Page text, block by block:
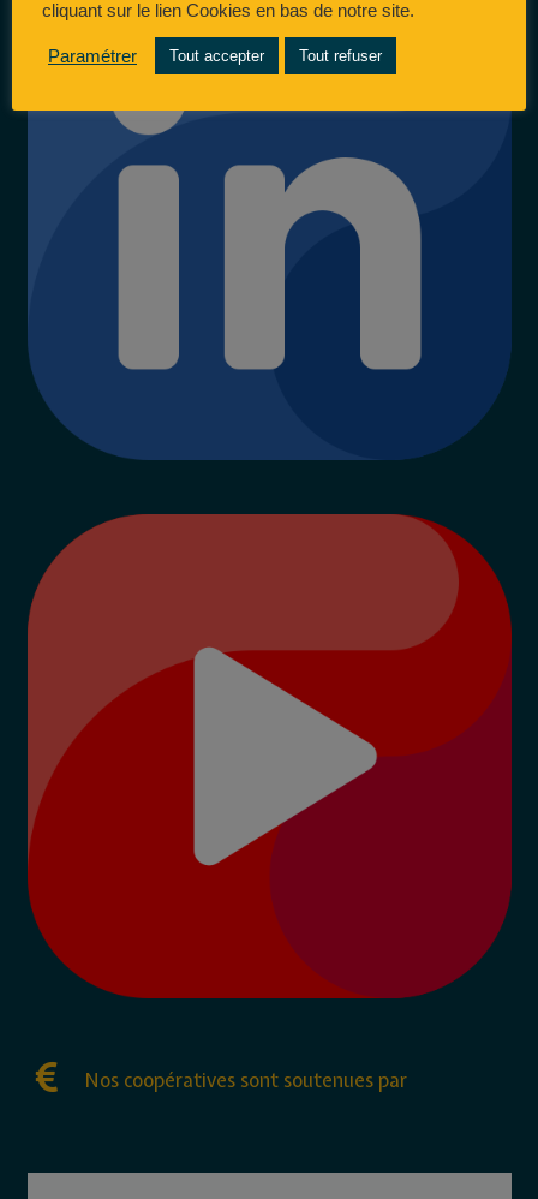
Nos coopératives sont soutenues par
cliquant sur le lien Cookies en bas de notre site.
Paramétrer Tout accepter Tout refuser